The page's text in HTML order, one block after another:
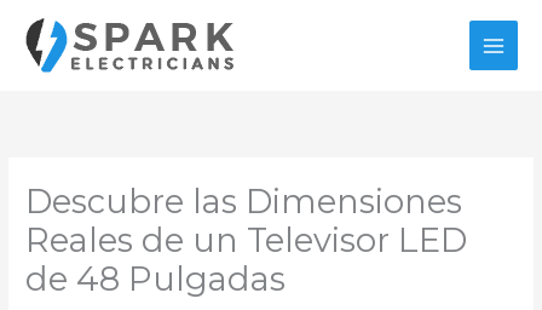
contenido
Descubre las Dimensiones
Reales de un Televisor LED
de 48 Pulgadas